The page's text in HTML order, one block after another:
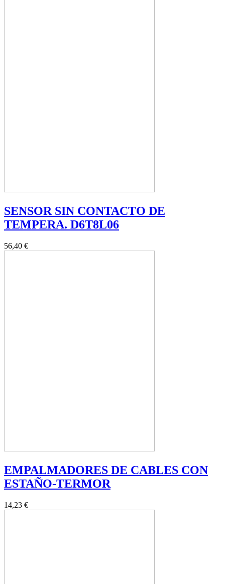
SENSOR SIN CONTACTO DE
TEMPERA. D6T8L06
56,40 €
EMPALMADORES DE CABLES CON
ESTAÑO-TERMOR
14,23 €